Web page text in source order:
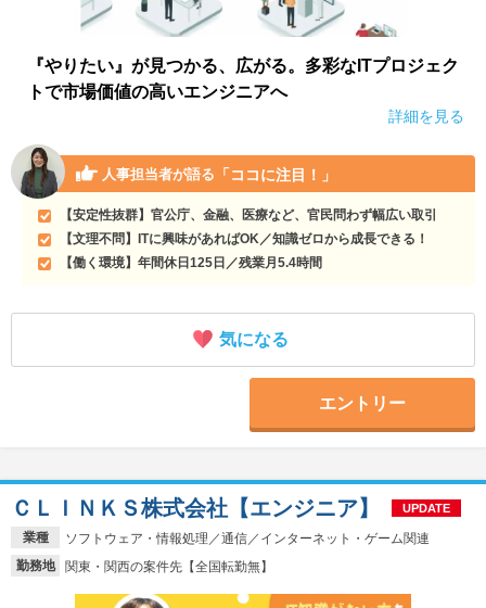
『やりたい』が見つかる、広がる。多彩なITプロジェク
トで市場価値の高いエンジニアへ
詳細を見る
人事担当者が語る 「ココに注目！」
【安定性抜群】官公庁、金融、医療など、官民問わず幅広い取引
【文理不問】ITに興味があればOK／知識ゼロから成長できる！
【働く環境】年間休日125日／残業月5.4時間
気になる
エントリー
業種
ソフトウェア・情報処理／通信／インターネット・ゲーム関連
勤務地
関東・関西の案件先【全国転勤無】
ＣＬＩＮＫＳ株式会社【エンジニア】 UPDATE